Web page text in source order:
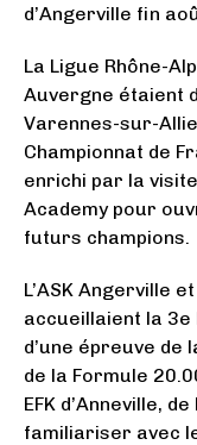
d’Angerville fin
La Ligue Rhône-
Auvergne étaient
Varennes-sur-
Championnat de
enrichi par la
Academy pour
futurs champions.
L’ASK Angerville
accueillaient la 3e
d’une épreuve de
de la Formule
EFK d’Anneville,
familiariser avec